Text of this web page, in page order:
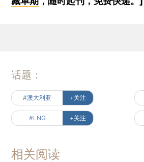
话题：
#澳大利亚 +关注
#LNG +关注
相关阅读